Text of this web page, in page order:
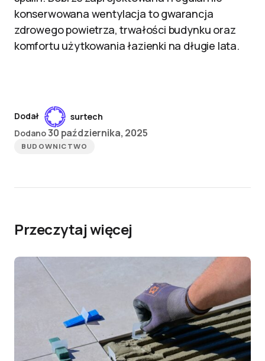
konserwowana wentylacja to gwarancja
zdrowego powietrza, trwałości budynku oraz
komfortu użytkowania łazienki na długie lata.
Dodał
surtech
Dodano30 października, 2025
BUDOWNICTWO
Przeczytaj więcej